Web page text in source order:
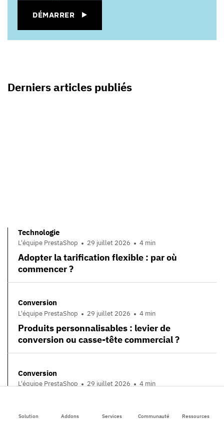
Solution Addons Services Communauté Ressources
DÉMARRER
Derniers articles publiés
Technologie
L'équipe PrestaShop 29 juillet 2026 4 min
Adopter la tarification flexible : par où
commencer ?
Conversion
L'équipe PrestaShop 29 juillet 2026 4 min
Produits personnalisables : levier de
conversion ou casse-tête commercial ?
Conversion
L'équipe PrestaShop 29 juillet 2026 4 min